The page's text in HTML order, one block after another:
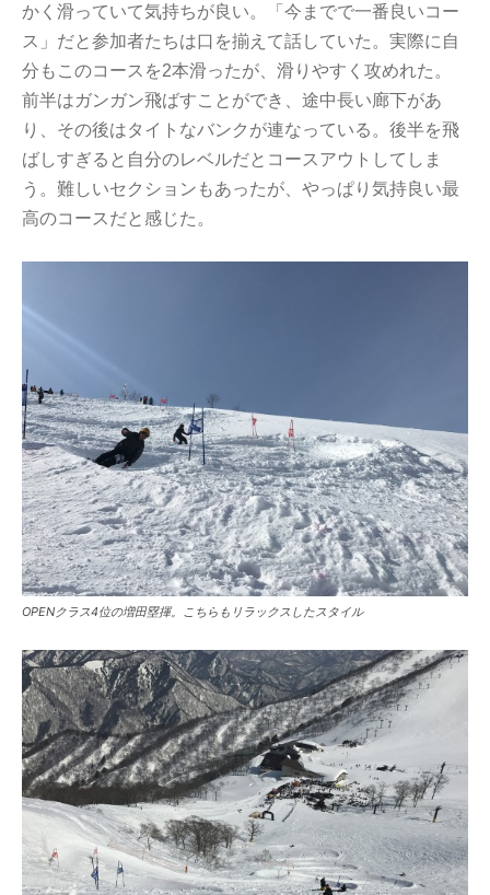
かく滑っていて気持ちが良い。「今までで一番良いコー
ス」だと参加者たちは口を揃えて話していた。実際に自
分もこのコースを2本滑ったが、滑りやすく攻めれた。
前半はガンガン飛ばすことができ、途中長い廊下があ
り、その後はタイトなバンクが連なっている。後半を飛
ばしすぎると自分のレベルだとコースアウトしてしま
う。難しいセクションもあったが、やっぱり気持良い最
高のコースだと感じた。
OPENクラス4位の増田塁揮。こちらもリラックスしたスタイル